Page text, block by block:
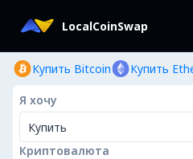
LocalCoinSwap
Купить Bitcoin Купить
Я хочу
Купить
Криптовалюта